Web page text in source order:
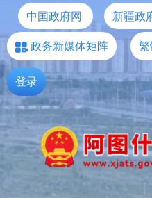
中国政府网 新疆政
政务新媒体矩阵
登录